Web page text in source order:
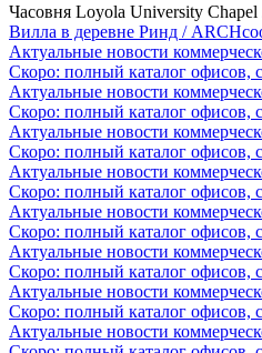
Часовня Loyola University Chapel
Вилла в деревне Ринд /
Актуальные новости
Скоро: полный каталог офисов,
Актуальные новости
Скоро: полный каталог офисов,
Актуальные новости
Скоро: полный каталог офисов,
Актуальные новости
Скоро: полный каталог офисов,
Актуальные новости
Скоро: полный каталог офисов,
Актуальные новости
Скоро: полный каталог офисов,
Актуальные новости
Скоро: полный каталог офисов,
Актуальные новости